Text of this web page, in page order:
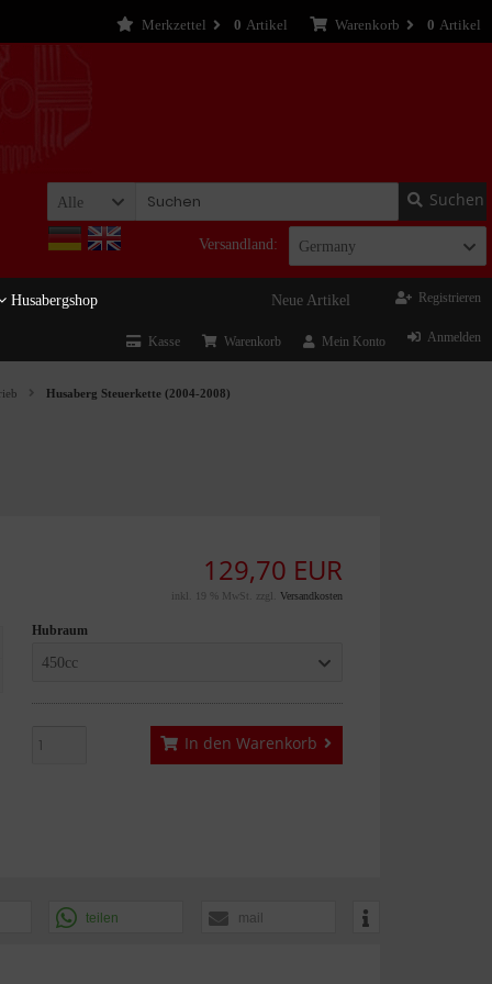
Warenkorb 0 Artikel
Merkzettel 0 Artikel
Alle Suchen
Versandland: Germany
Husabergshop Neue Artikel Registrieren
Anmelden
Mein Konto
Warenkorb
Kasse
Husaberg Steuerkette (2004-2008)
129,70 EUR
inkl. 19 % MwSt. zzgl. Versandkosten
Hubraum
450cc
In den Warenkorb
teilen mail